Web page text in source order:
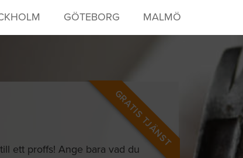
GÖTEBORG MALMÖ
GRATIS TJÄNST
ett proffs! Ange bara vad du